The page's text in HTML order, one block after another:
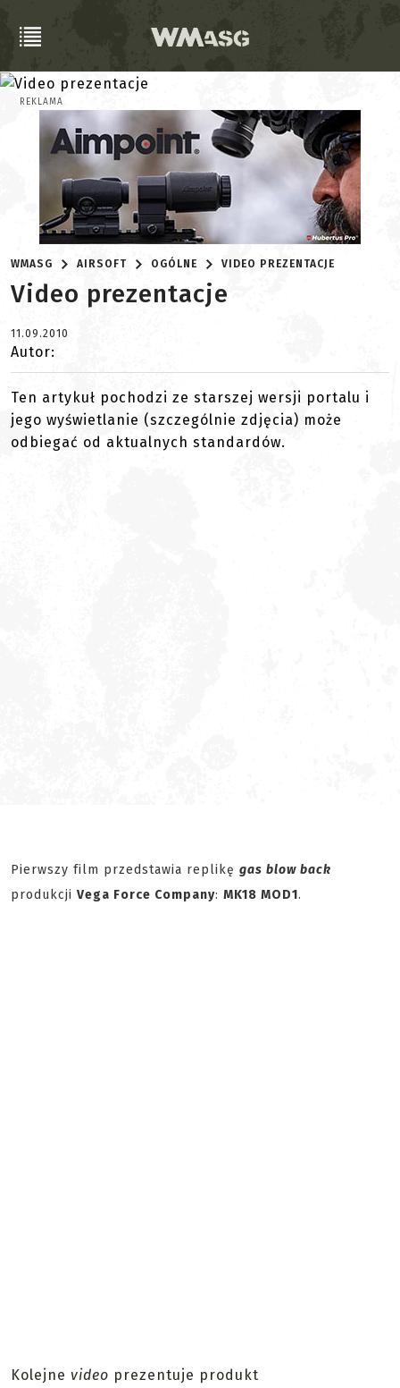
REKLAMA
WMASG AIRSOFT OGÓLNE VIDEO PREZENTACJE
Video prezentacje
11.09.2010
Autor:
Ten artykuł pochodzi ze starszej wersji portalu i
jego wyświetlanie (szczególnie zdjęcia) może
odbiegać od aktualnych standardów.
Pierwszy film przedstawia replikę gas blow back
produkcji Vega Force Company: MK18 MOD1.
Kolejne video prezentuje produkt